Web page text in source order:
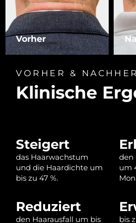
Vorher
VORHER & NACHHER
Klinische
Steigert
das Haarwachstum
und die Haardichte um
bis zu 47 %.
den
um
Reduziert
den Haarausfall um bis bis
Litauen
Luxemburg
Sonderverwaltungsregion
Malaysia
Monaco
Niederlande
Neuseeland